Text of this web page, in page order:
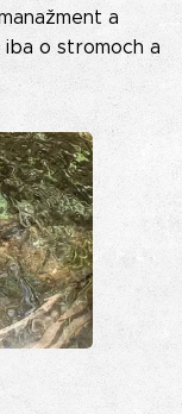
a
o stromoch a